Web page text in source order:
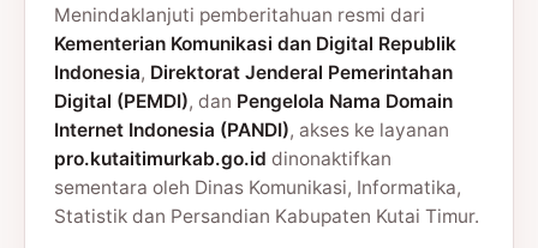
Menindaklanjuti pemberitahuan resmi dari
Kementerian Komunikasi dan Digital Republik
Indonesia, Direktorat Jenderal Pemerintahan
Digital (PEMDI), dan Pengelola Nama Domain
Internet Indonesia (PANDI), akses ke layanan
pro.kutaitimurkab.go.id dinonaktifkan
sementara oleh Dinas Komunikasi, Informatika,
Statistik dan Persandian Kabupaten Kutai Timur.